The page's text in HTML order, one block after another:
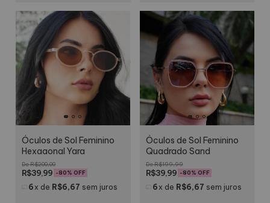
Óculos de Sol Feminino
Hexagonal Yara
R$200,00
R$39,99 -80% OFF
6 x de R$6,67 sem juros
Óculos de Sol Feminino
Quadrado Sand
R$199,99
R$39,99 -80% OFF
6 x de R$6,67 sem juros